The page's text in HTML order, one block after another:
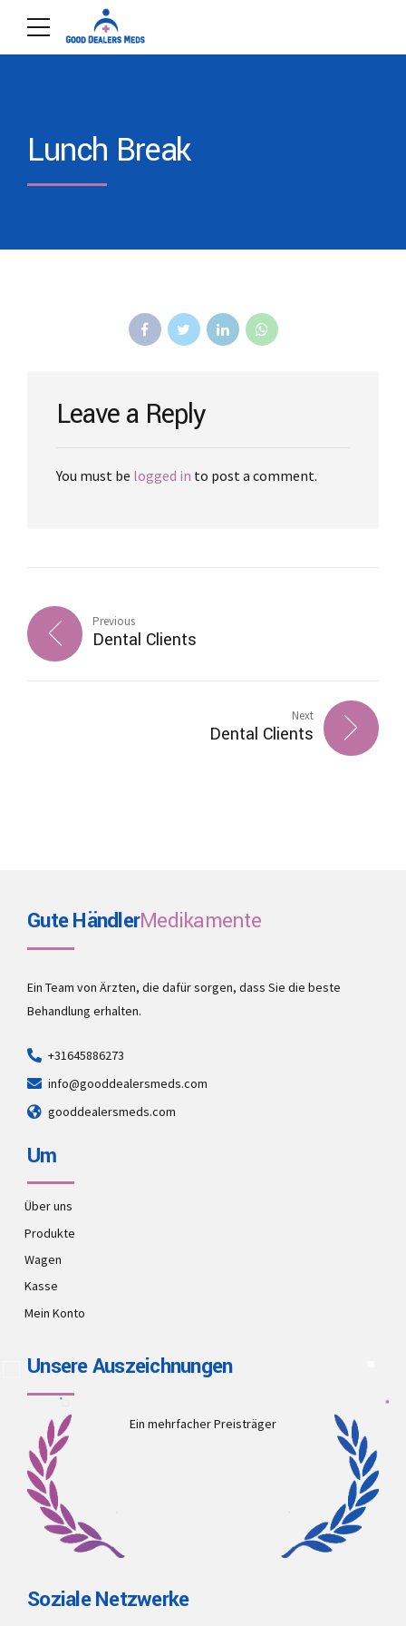
Lunch Break
Leave a Reply
You must be logged in to post a comment.
Previous
Dental Clients
Next
Dental Clients
Gute HändlerMedikamente
Ein Team von Ärzten, die dafür sorgen, dass Sie die beste
Behandlung erhalten.
+31645886273
info@gooddealersmeds.com
gooddealersmeds.com
Um
Über uns
Produkte
Wagen
Kasse
Mein Konto
Unsere Auszeichnungen
Ein mehrfacher Preisträger
Soziale Netzwerke